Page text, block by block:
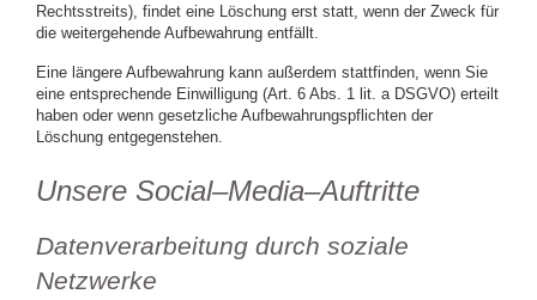
Rechtsstreits), findet eine Löschung erst statt, wenn der Zweck für
die weitergehende Aufbewahrung entfällt.
Eine längere Aufbewahrung kann außerdem stattfinden, wenn Sie
eine entsprechende Einwilligung (Art. 6 Abs. 1 lit. a DSGVO) erteilt
haben oder wenn gesetzliche Aufbewahrungspflichten der
Löschung entgegenstehen.
Unsere Social–Media–Auftritte
Datenverarbeitung durch soziale
Netzwerke